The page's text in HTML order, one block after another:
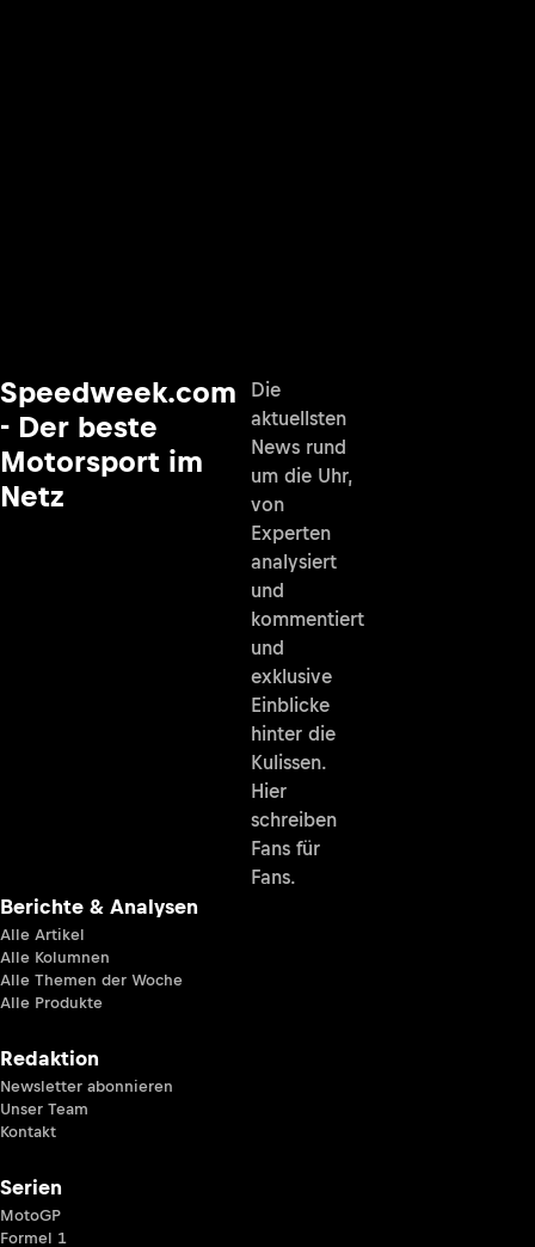
Speedweek.com
- Der beste
Motorsport im
Netz
Die
aktuellsten
News rund
um die Uhr,
von
Experten
analysiert
und
kommentiert
und
exklusive
Einblicke
hinter die
Kulissen.
Hier
schreiben
Fans für
Fans.
Berichte & Analysen
Alle Artikel
Alle Kolumnen
Alle Themen der Woche
Alle Produkte
Redaktion
Newsletter abonnieren
Unser Team
Kontakt
Serien
MotoGP
Formel 1